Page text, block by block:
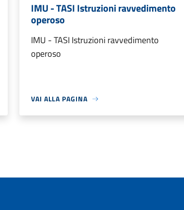
IMU - TASI Istruzioni ravvedimento
operoso
IMU - TASI Istruzioni ravvedimento
operoso
VAI ALLA PAGINA